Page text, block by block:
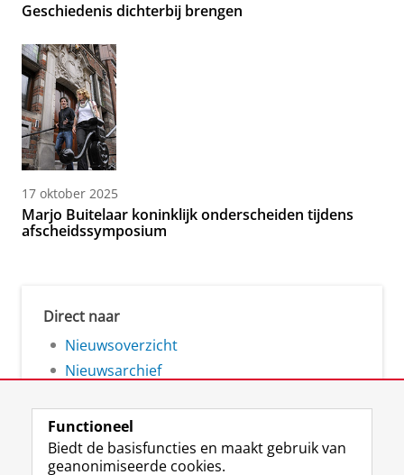
Geschiedenis dichterbij brengen
17 oktober 2025
Marjo Buitelaar koninklijk onderscheiden tijdens
afscheidssymposium
Direct naar
Nieuwsoverzicht
Nieuwsarchief
Functioneel
Biedt de basisfuncties en maakt gebruik van
geanonimiseerde cookies.